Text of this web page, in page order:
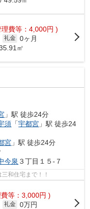
理費等：4,000円 )
礼金 0ヶ月
㎡
」駅 徒歩24分
須 「宇都宮 」駅 徒歩24
宮 」駅 徒歩24分
今泉 ３丁目１５-７
和住宅まで！！
等：3,000円 )
礼金 0万円